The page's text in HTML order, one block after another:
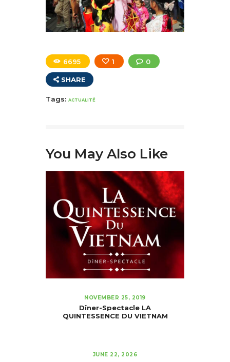
6695 1 0
SHARE
Tags: ACTUALITÉ
You May Also Like
NOVEMBER 25, 2019
Dîner-Spectacle LA
QUINTESSENCE DU VIETNAM
JUNE 22, 2026